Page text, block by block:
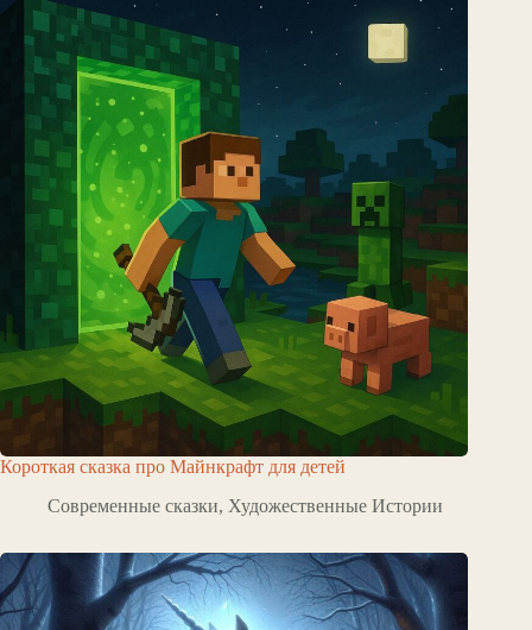
Короткая сказка про Майнкрафт для детей
Современные сказки, Художественные Истории